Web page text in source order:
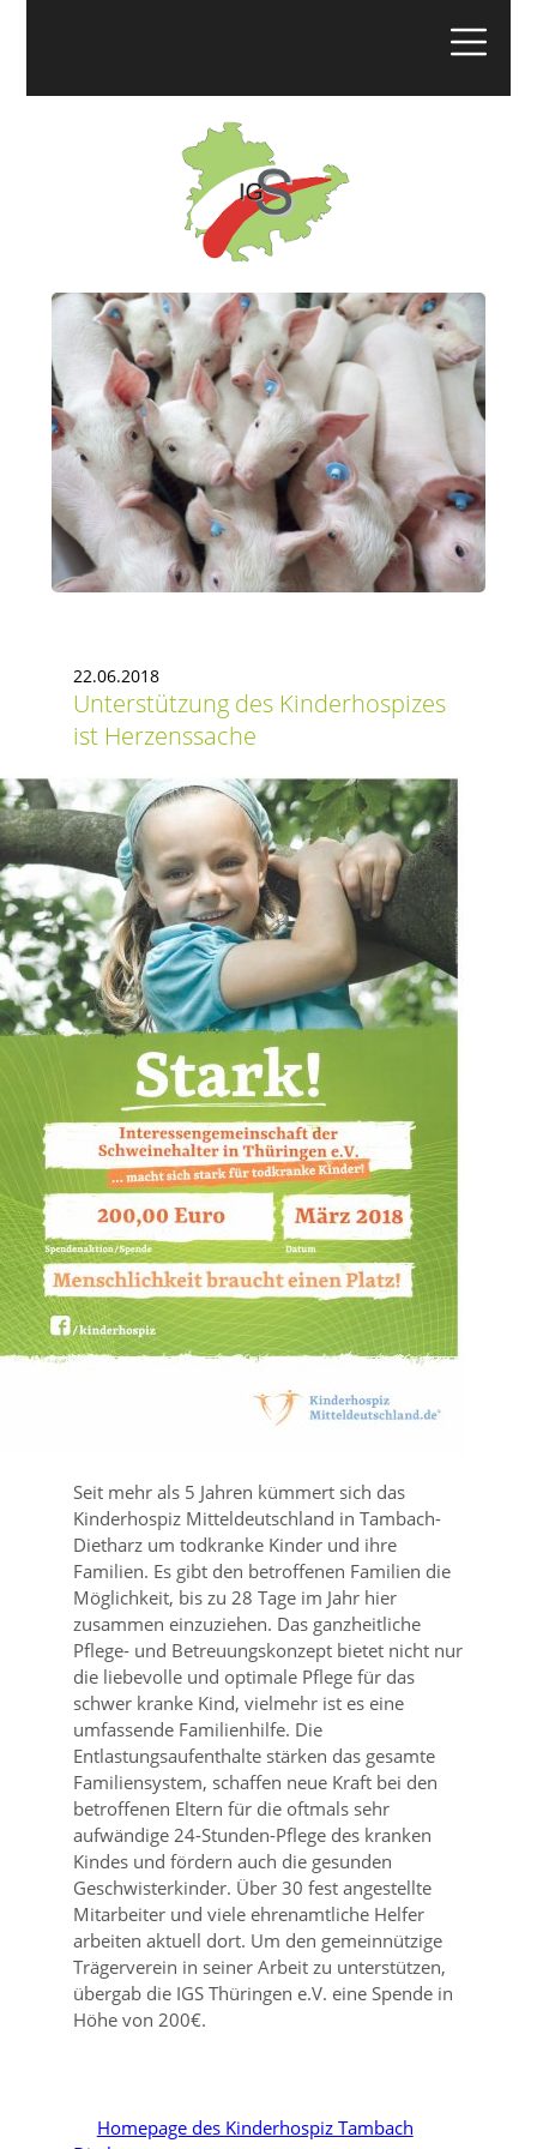
22.06.2018
Unterstützung des Kinderhospizes
ist Herzenssache
Seit mehr als 5 Jahren kümmert sich das
Kinderhospiz Mitteldeutschland in Tambach-
Dietharz um todkranke Kinder und ihre
Familien. Es gibt den betroffenen Familien die
Möglichkeit, bis zu 28 Tage im Jahr hier
zusammen einzuziehen. Das ganzheitliche
Pflege- und Betreuungskonzept bietet nicht nur
die liebevolle und optimale Pflege für das
schwer kranke Kind, vielmehr ist es eine
umfassende Familienhilfe. Die
Entlastungsaufenthalte stärken das gesamte
Familiensystem, schaffen neue Kraft bei den
betroffenen Eltern für die oftmals sehr
aufwändige 24-Stunden-Pflege des kranken
Kindes und fördern auch die gesunden
Geschwisterkinder. Über 30 fest angestellte
Mitarbeiter und viele ehrenamtliche Helfer
arbeiten aktuell dort. Um den gemeinnützige
Trägerverein in seiner Arbeit zu unterstützen,
übergab die IGS Thüringen e.V. eine Spende in
Höhe von 200€.
Homepage des Kinderhospiz Tambach